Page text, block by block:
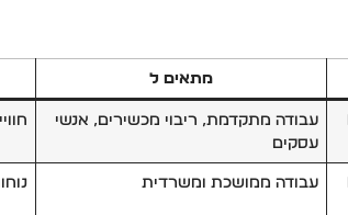
מתאים ל
עבודה מתקדמת, ריבוי מכשירים, אנשי
עסקים
עבודה ממושכת ומשרדית